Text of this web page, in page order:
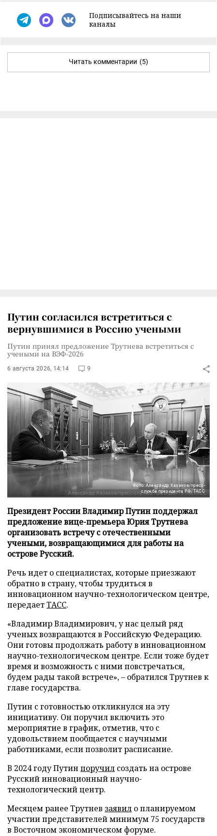
Подписывайтесь на наши
каналы
Читать комментарии (5)
Путин согласился встретиться с
вернувшимися в Россию учеными
Путин принял предложение Трутнева встретиться с
учеными на ВЭФ-2026
6 августа 2026, 14:14 9
Фото: Александр Казаков/пресс-
служба президента РФ/ТАСС
Президент России Владимир Путин поддержал
предложение вице-премьера Юрия Трутнева
организовать встречу с отечественными
учеными, возвращающимися для работы на
острове Русский.
Речь идет о специалистах, которые приезжают
обратно в страну, чтобы трудиться в
инновационном научно-технологическом центре,
передаетТАСС.
«Владимир Владимирович, у нас целый ряд
ученых возвращаются в Российскую Федерацию.
Они готовы продолжать работу в инновационном
научно-технологическом центре. Если тоже будет
время и возможность с ними повстречаться,
будем рады такой встрече», – обратился Трутнев к
главе государства.
Путин с готовностью откликнулся на эту
инициативу. Он поручил включить это
мероприятие в график, отметив, что с
удовольствием пообщается с научными
работниками, если позволит расписание.
В 2024 году Путин поручил создать на острове
Русский инновационный научно-
технологический центр.
Месяцем ранее Трутнев заявил о планируемом
участии представителей минимум 75 государств
в Восточном экономическом форуме.